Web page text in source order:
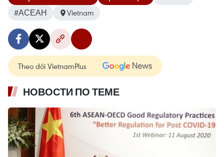
#АСЕАН
Vietnam
Theo dõi VietnamPlus
НОВОСТИ ПО ТЕМЕ